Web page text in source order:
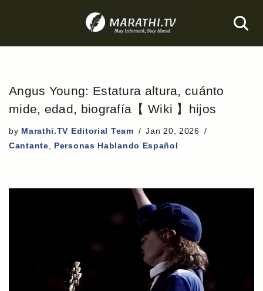
to
Angus Young: Estatura altura, cuánto
mide, edad, biografía【 Wiki 】hijos
by Marathi.TV Editorial Team
Jan 20, 2026
Cantante
Personas Hablando Español